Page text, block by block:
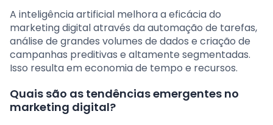
A inteligência artificial melhora a eficácia do
marketing digital através da automação de tarefas,
análise de grandes volumes de dados e criação de
campanhas preditivas e altamente segmentadas.
Isso resulta em economia de tempo e recursos.
Quais são as tendências emergentes no
marketing digital?